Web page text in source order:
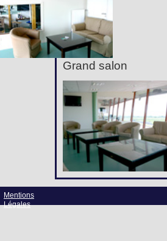
Grand salon
Mentions
Légales